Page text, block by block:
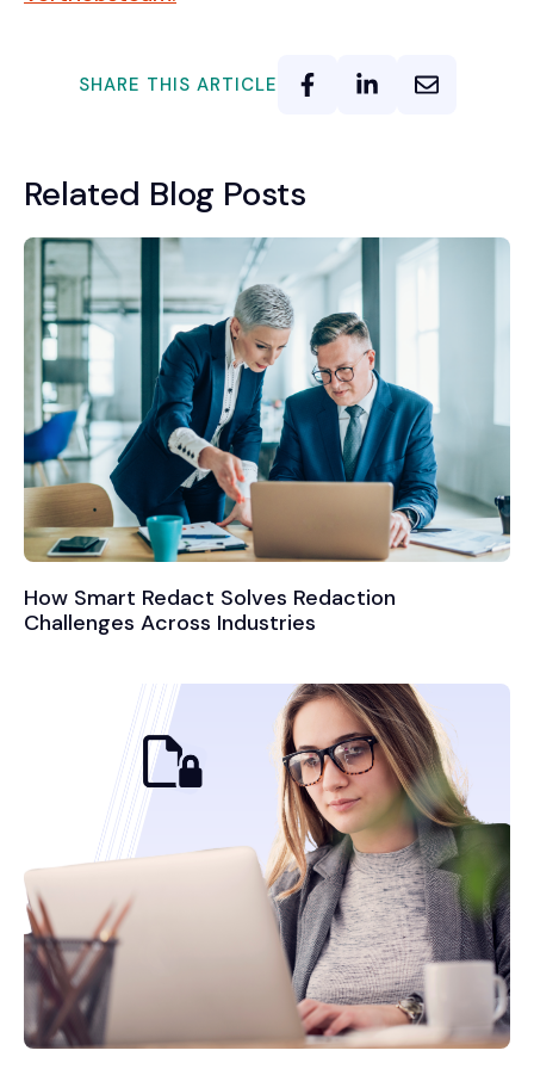
SHARE THIS ARTICLE
Related Blog Posts
How Smart Redact Solves Redaction
Challenges Across Industries